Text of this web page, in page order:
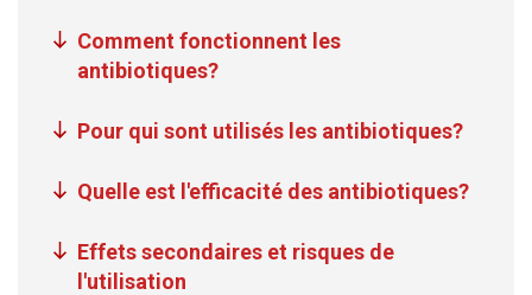
Comment fonctionnent les
antibiotiques?
Pour qui sont utilisés les antibiotiques?
Quelle est l'efficacité des antibiotiques?
Effets secondaires et risques de
l'utilisation